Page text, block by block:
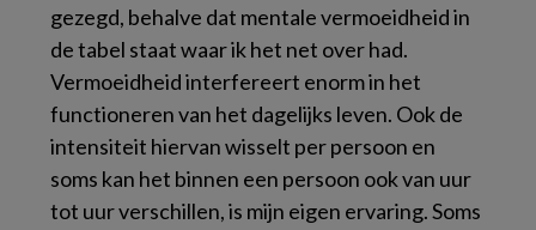
gezegd, behalve dat mentale vermoeidheid in
de tabel staat waar ik het net over had.
Vermoeidheid interfereert enorm in het
functioneren van het dagelijks leven. Ook de
intensiteit hiervan wisselt per persoon en
soms kan het binnen een persoon ook van uur
tot uur verschillen, is mijn eigen ervaring. Soms